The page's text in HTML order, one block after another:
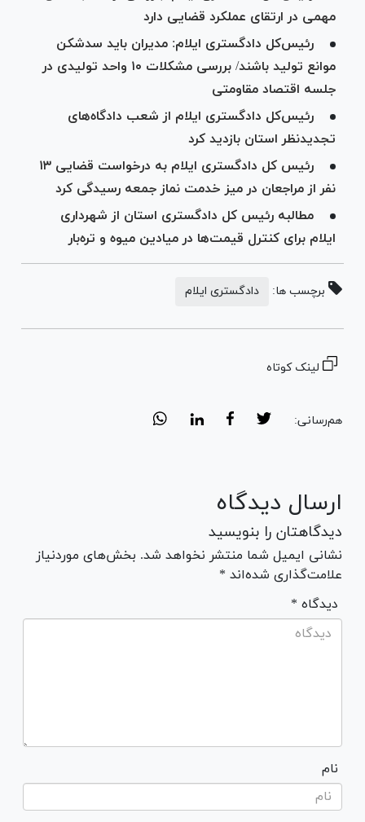
مهمی در ارتقای عملکرد قضایی دارد
رئیس‌کل دادگستری ایلام: مدیران باید سدشکن
موانع تولید باشند/ بررسی مشکلات ۱۰ واحد تولیدی در
جلسه اقتصاد مقاومتی
رئیس‌کل دادگستری ایلام از شعب دادگاه‌های
تجدیدنظر استان بازدید کرد
رئیس کل دادگستری ایلام به درخواست قضایی ۱۳
نفر از مراجعان در میز خدمت نماز جمعه رسیدگی کرد
مطالبه رئیس کل دادگستری استان از شهرداری
ایلام برای کنترل قیمت‌ها در میادین میوه و تره‌بار
برچسب ها: دادگستری ایلام
لینک کوتاه
هم‌رسانی:
ارسال دیدگاه
دیدگاهتان را بنویسید
نشانی ایمیل شما منتشر نخواهد شد. بخش‌های موردنیاز
علامت‌گذاری شده‌اند *
* دیدگاه
نام